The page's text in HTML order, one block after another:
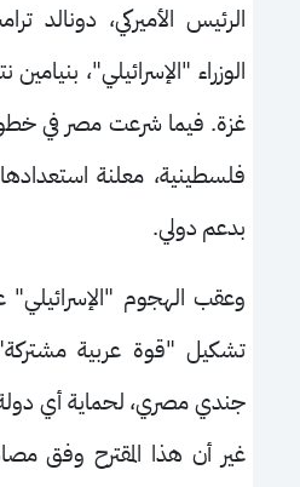
الرئيس الأميركي، دونالد
الوزراء "الإسرائيلي"،
غزة. فيما شرعت مصر في
فلسطينية، معلنة
بدعم دولي.
وعقب الهجوم
جندي مصري، لحماية أي دولة
غير أن هذا المقترح وفق